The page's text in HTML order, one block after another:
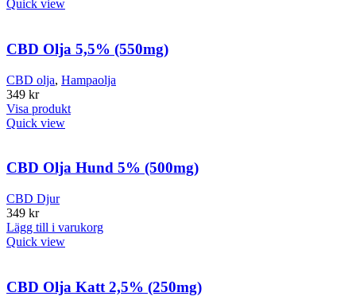
Quick view
CBD Olja 5,5% (550mg)
CBD olja, Hampaolja
349 kr
Visa produkt
Quick view
CBD Olja Hund 5% (500mg)
CBD Djur
349 kr
Lägg till i varukorg
Quick view
CBD Olja Katt 2,5% (250mg)